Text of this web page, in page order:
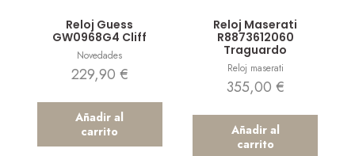
Reloj Guess
GW0968G4 Cliff
Novedades
229,90 €
Añadir al
carrito
Reloj Maserati
R8873612060
Traguardo
Reloj maserati
355,00 €
Añadir al
carrito